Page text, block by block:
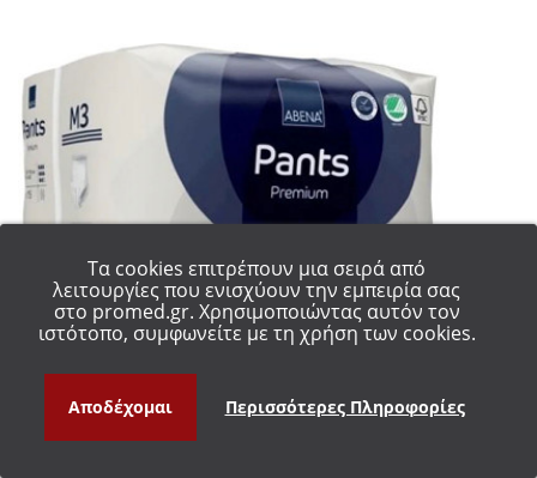
Τα cookies επιτρέπουν μια σειρά από
λειτουργίες που ενισχύουν την εμπειρία σας
στο promed.gr. Χρησιμοποιώντας αυτόν τον
ιστότοπο, συμφωνείτε με τη χρήση των cookies.
Αποδέχομαι Περισσότερες Πληροφορίες